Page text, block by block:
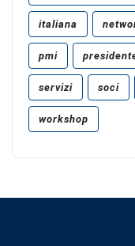
italiana
pmi
servizi soci
workshop